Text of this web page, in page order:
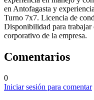
en Antofagasta y
Turno 7x7. Licencia de
Disponibilidad para
corporativo de la empresa.
Comentarios
0
Iniciar sesión para comentar